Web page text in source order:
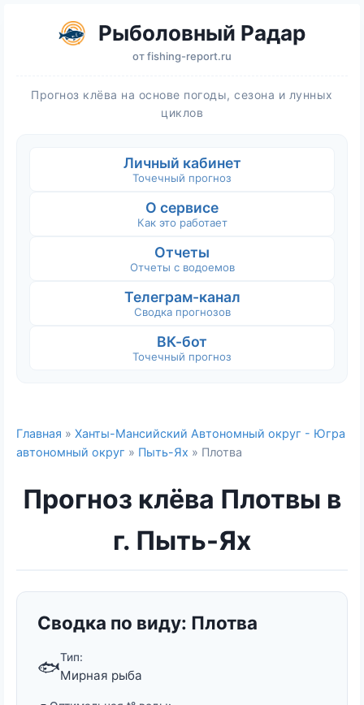
Рыболовный Радар
отfishing-report.ru
Прогноз клёва на основе погоды, сезона и лунных
циклов
Личный кабинет
Точечный прогноз
О сервисе
Как это работает
Отчеты
Отчеты с водоемов
Телеграм-канал
Сводка прогнозов
ВК-бот
Точечный прогноз
Главная » Ханты-Мансийский Автономный округ - Югра
автономный округ » Пыть-Ях » Плотва
Прогноз клёва Плотвы в
г. Пыть-Ях
Сводка по виду: Плотва
🐟Тип:
Мирная рыба